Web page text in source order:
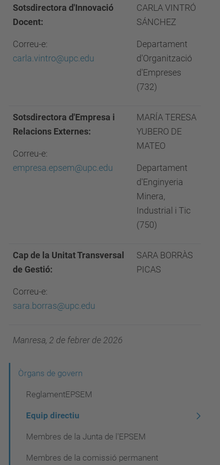
Sotsdirectora d'Innovació
Docent:
Correu-e:
carla.vintro@upc.edu
CARLA VINTRÓ
SÁNCHEZ
Departament
d'Organització
d'Empreses
(732)
Sotsdirectora d'Empresa i
Relacions Externes:
Correu-e:
empresa.epsem@upc.edu
MARÍA TERESA
YUBERO DE
MATEO
Departament
d'Enginyeria
Minera,
Industrial i Tic
(750)
Cap de la Unitat Transversal
de Gestió:
Correu-e:
sara.borras@upc.edu
SARA BORRÀS
PICAS
Manresa, 2 de febrer de 2026
Òrgans de govern
ReglamentEPSEM
Equip directiu
Membres de la Junta de l'EPSEM
Membres de la comissió permanent